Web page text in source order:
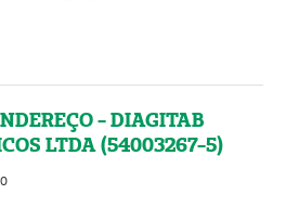
- DIAGITAB
LTDA (54003267-5)